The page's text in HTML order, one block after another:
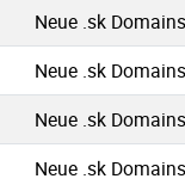
Neue .sk
Neue .sk
Neue .sk
Neue .sk